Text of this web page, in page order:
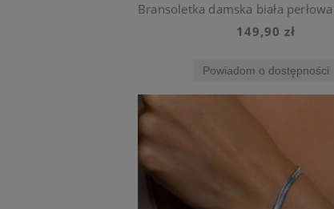
149,90 zł
Powiadom o dostępności